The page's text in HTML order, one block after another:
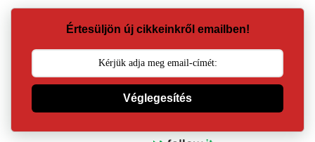
Értesüljön új cikkeinkről emailben!
Véglegesítés